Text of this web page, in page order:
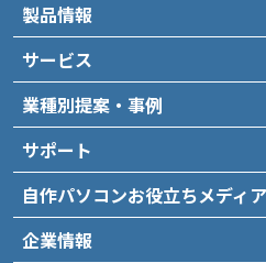
製品情報
サービス
業種別提案・事例
サポート
自作パソコンお役立ちメディア
企業情報